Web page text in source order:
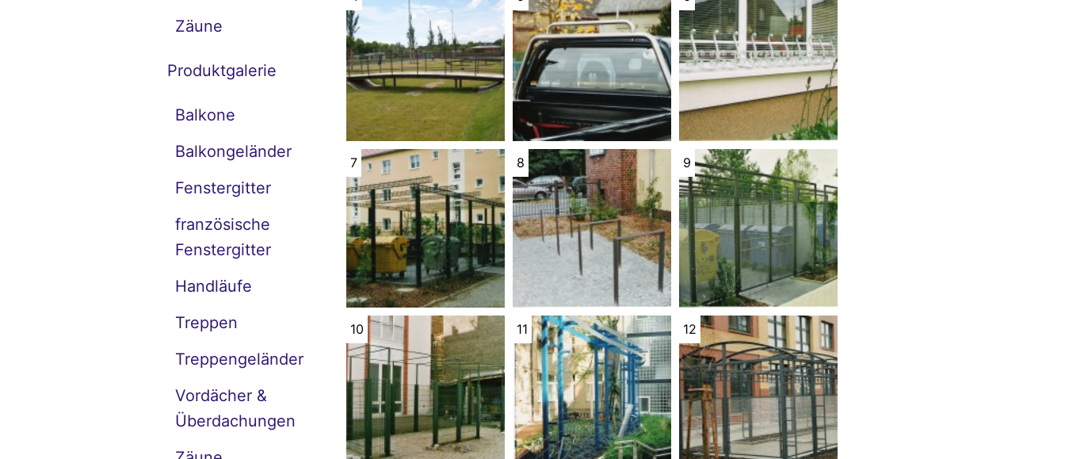
Zäune
Produktgalerie
Balkone
Balkongeländer
Fenstergitter
französische
Fenstergitter
Handläufe
Treppen
Treppengeländer
Vordächer &
Überdachungen